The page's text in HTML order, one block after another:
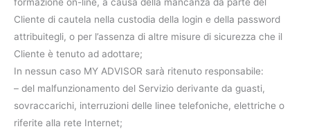
Cliente di cautela nella custodia della login e della password
attribuitegli, o per l’assenza di altre misure di sicurezza che il
Cliente è tenuto ad adottare;
In nessun caso MY ADVISOR sarà ritenuto responsabile:
– del malfunzionamento del Servizio derivante da guasti,
sovraccarichi, interruzioni delle linee telefoniche, elettriche o
riferite alla rete Internet;